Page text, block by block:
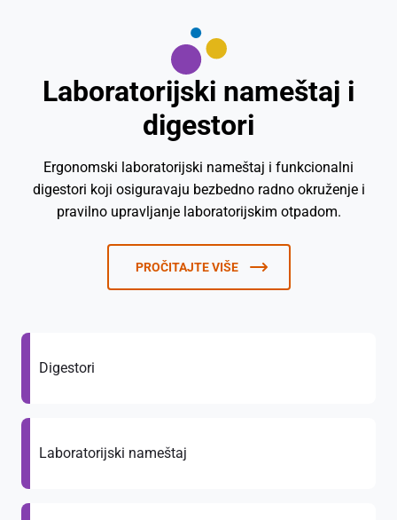
Laboratorijski nameštaj i
digestori
Ergonomski laboratorijski nameštaj i funkcionalni
digestori koji osiguravaju bezbedno radno okruženje i
pravilno upravljanje laboratorijskim otpadom.
PROČITAJTE VIŠE
Digestori
Laboratorijski nameštaj